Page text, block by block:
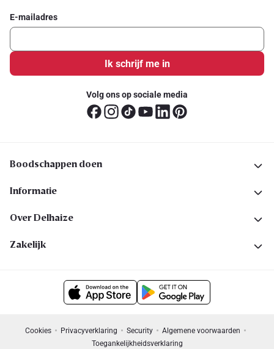
E-mailadres
Ik schrijf me in
Volg ons op sociale media
Boodschappen doen
Informatie
Over Delhaize
Zakelijk
Cookies Privacyverklaring Security
Algemene voorwaarden
Toegankelijkheidsverklaring